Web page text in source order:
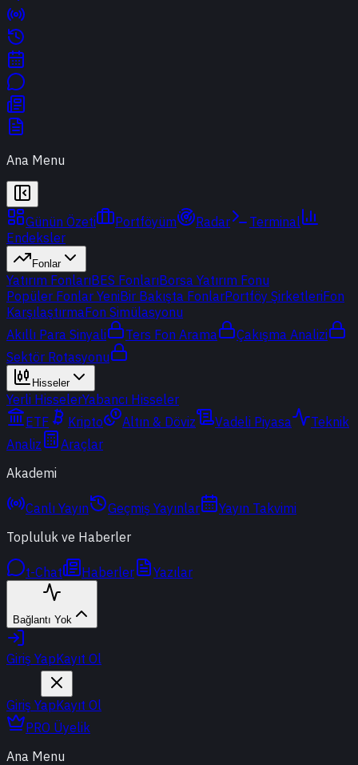
Ana Menu
Günün Özeti Portföyüm Radar
Terminal
Endeksler
Fonlar
Yatırım FonlarıBES FonlarıBorsa Yatırım Fonu
Popüler Fonlar YeniBir Bakışta FonlarPortföy ŞirketleriFon
KarşılaştırmaFon Simülasyonu
Akıllı Para Sinyali
Ters Fon Arama
Çakışma Analizi
Sektör Rotasyonu
Hisseler
Yerli HisselerYabancı Hisseler
ETF
Kripto Altın & Döviz Vadeli Piyasa
Teknik
Analiz
Araçlar
Akademi
Canlı Yayın Geçmiş Yayınlar
Yayın Takvimi
Topluluk ve Haberler
t-Chat Haberler Yazılar
Bağlantı Yok
Giriş YapKayıt Ol
Giriş YapKayıt Ol
PRO Üyelik
Ana Menu